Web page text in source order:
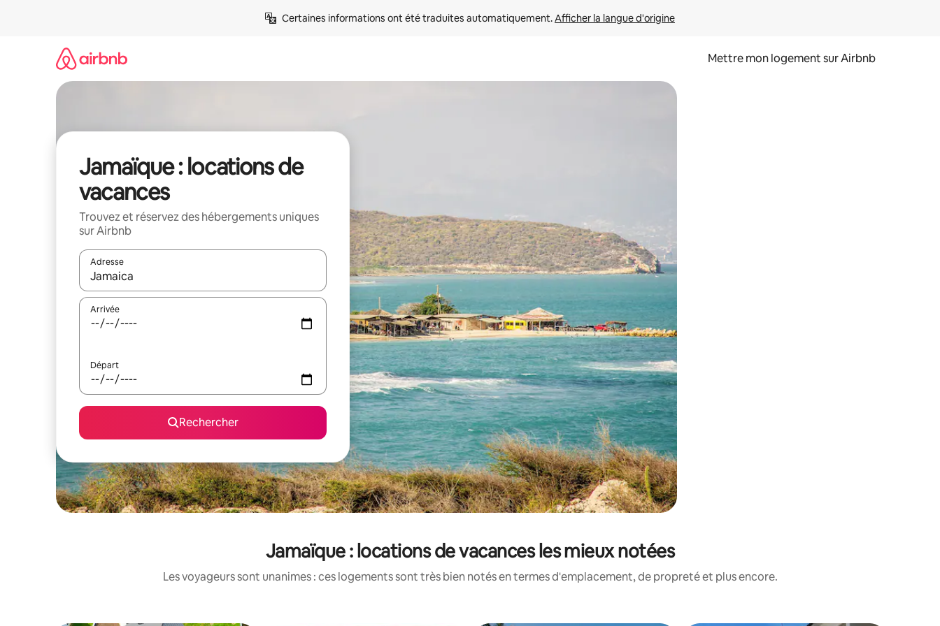
Certaines informations ont été traduites automatiquement. Afficher la langue d'origine
Mettre mon logement sur Airbnb
Jamaïque : locations de
vacances
Trouvez et réservez des hébergements uniques
sur Airbnb
Adresse
Lorsque les résultats s'affichent, utilisez les flèches vers le haut et vers le bas pour les parcourir ou en appuyant et en faisant glisser.
Arrivée
Départ
Rechercher
Jamaïque : locations de vacances les mieux notées
Les voyageurs sont unanimes : ces logements sont très bien notés en termes d'emplacement, de propreté et plus encore.